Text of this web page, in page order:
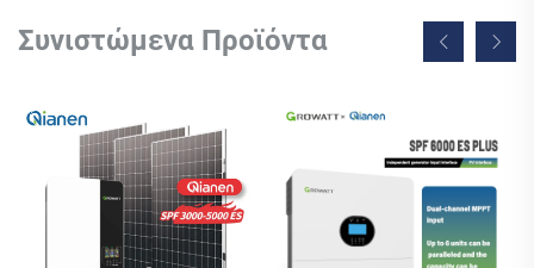
Συνιστώμενα Προϊόντα